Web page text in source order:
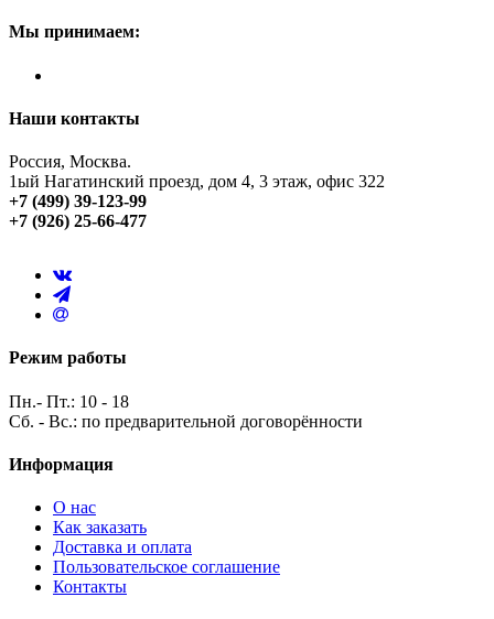
Мы принимаем:
Наши контакты
Россия, Москва.
1ый Нагатинский проезд, дом 4, 3 этаж, офис 322
+7 (499) 39-123-99
+7 (926) 25-66-477
Режим работы
Пн.- Пт.: 10 - 18
Сб. - Вс.: по предварительной договорённости
Информация
О нас
Как заказать
Доставка и оплата
Пользовательское соглашение
Контакты